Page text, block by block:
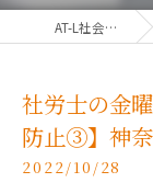
AT-L社会保険労務士法人
社労士の金
防止③】神
2022/10/28